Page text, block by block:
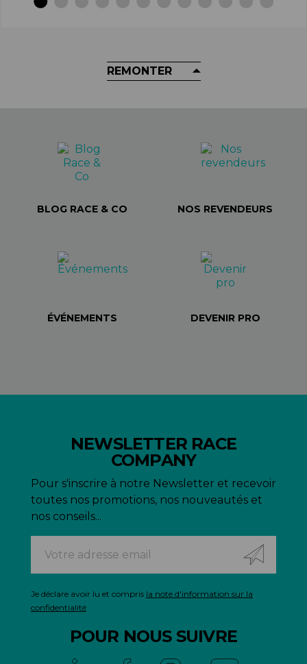
REMONTER
BLOG RACE & CO NOS REVENDEURS
ÉVÉNEMENTS DEVENIR PRO
NEWSLETTER RACE
COMPANY
Pour s'inscrire à notre Newsletter et recevoir
toutes nos promotions, nos nouveautés et
nos conseils...
Je déclare avoir lu et compris la note d'information sur la
confidentialité
POUR NOUS SUIVRE